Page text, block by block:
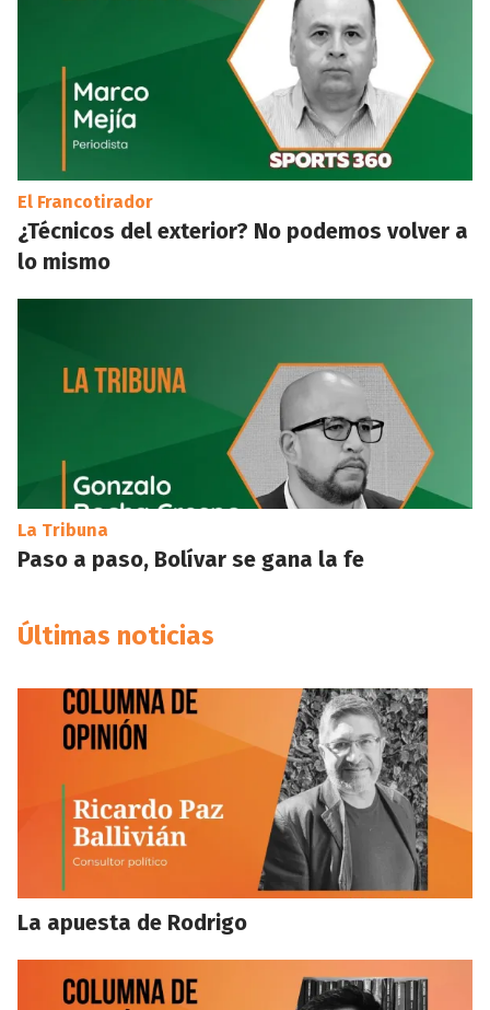
El Francotirador
¿Técnicos del exterior? No podemos volver a
lo mismo
La Tribuna
Paso a paso, Bolívar se gana la fe
Últimas noticias
La apuesta de Rodrigo